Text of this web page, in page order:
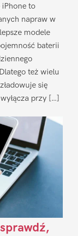
to
napraw w
modele
baterii
też wielu
się
przy […]